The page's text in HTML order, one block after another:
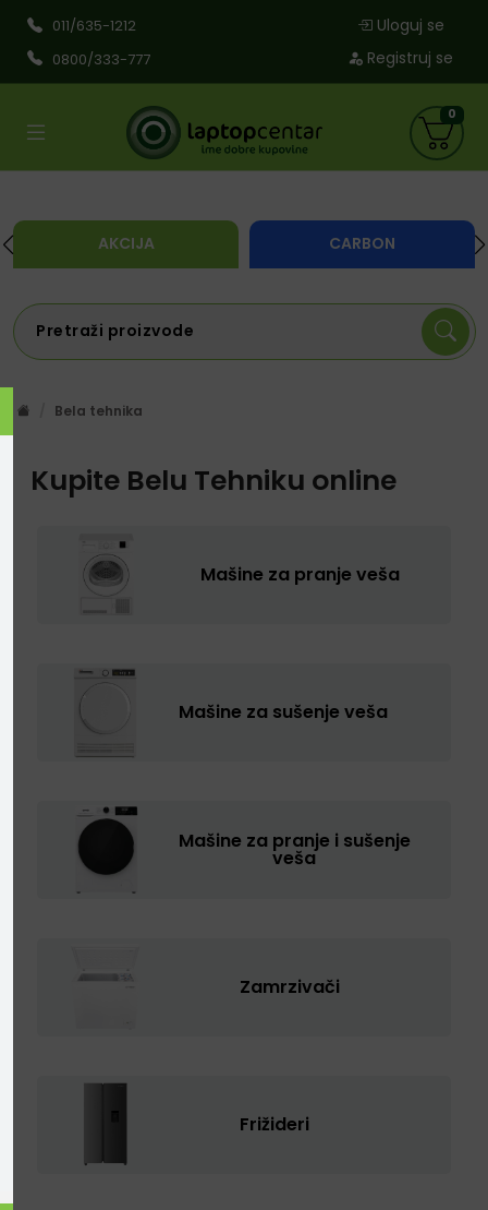
011/635-1212
0800/333-777
Uloguj se
Registruj se
AKCIJA CARBON
0
Bela tehnika
Kupite Belu Tehniku online
Mašine za pranje veša
Mašine za sušenje veša
Mašine za pranje i sušenje
veša
Zamrzivači
Frižideri